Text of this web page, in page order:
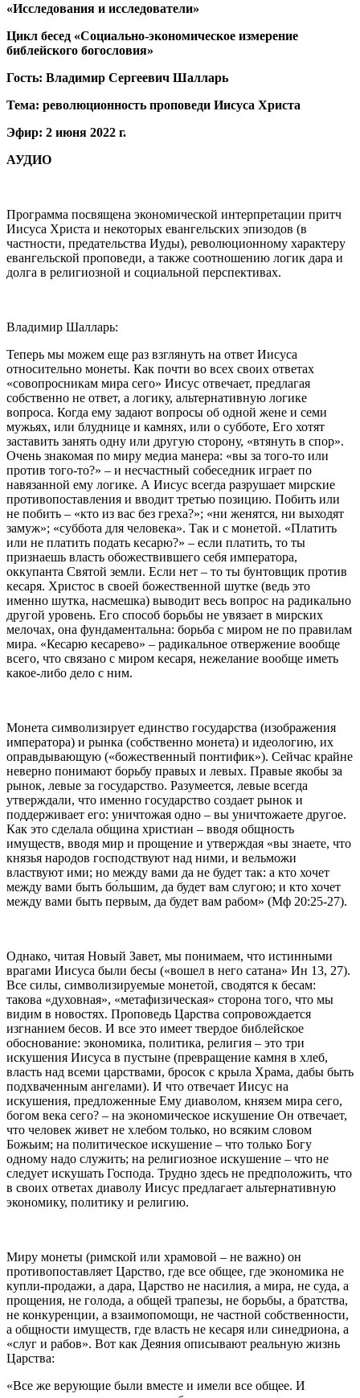
«Исследования и исследователи»
Цикл бесед «Социально-экономическое измерение
библейского богословия»
Гость: Владимир Сергеевич Шалларь
Тема: революционность проповеди Иисуса Христа
Эфир: 2 июня 2022 г.
АУДИО
Программа посвящена экономической интерпретации притч
Иисуса Христа и некоторых евангельских эпизодов (в
частности, предательства Иуды), революционному характеру
евангельской проповеди, а также соотношению логик дара и
долга в религиозной и социальной перспективах.
Владимир Шалларь:
Теперь мы можем еще раз взглянуть на ответ Иисуса
относительно монеты. Как почти во всех своих ответах
«совопросникам мира сего» Иисус отвечает, предлагая
собственно не ответ, а логику, альтернативную логике
вопроса. Когда ему задают вопросы об одной жене и семи
мужьях, или блуднице и камнях, или о субботе, Его хотят
заставить занять одну или другую сторону, «втянуть в спор».
Очень знакомая по миру медиа манера: «вы за того-то или
против того-то?» – и несчастный собеседник играет по
навязанной ему логике. А Иисус всегда разрушает мирские
противопоставления и вводит третью позицию. Побить или
не побить – «кто из вас без греха?»; «ни женятся, ни выходят
замуж»; «суббота для человека». Так и с монетой. «Платить
или не платить подать кесарю?» – если платить, то ты
признаешь власть обожествившего себя императора,
оккупанта Святой земли. Если нет – то ты бунтовщик против
кесаря. Христос в своей божественной шутке (ведь это
именно шутка, насмешка) выводит весь вопрос на радикально
другой уровень. Его способ борьбы не увязает в мирских
мелочах, она фундаментальна: борьба с миром не по правилам
мира. «Кесарю кесарево» – радикальное отвержение вообще
всего, что связано с миром кесаря, нежелание вообще иметь
какое-либо дело с ним.
Монета символизирует единство государства (изображения
императора) и рынка (собственно монета) и идеологию, их
оправдывающую («божественный понтифик»). Сейчас крайне
неверно понимают борьбу правых и левых. Правые якобы за
рынок, левые за государство. Разумеется, левые всегда
утверждали, что именно государство создает рынок и
поддерживает его: уничтожая одно – вы уничтожаете другое.
Как это сделала община христиан – вводя общность
имуществ, вводя мир и прощение и утверждая «вы знаете, что
князья народов господствуют над ними, и вельможи
властвуют ими; но между вами да не будет так: а кто хочет
между вами быть бо́льшим, да будет вам слугою; и кто хочет
между вами быть первым, да будет вам рабом» (Мф 20:25-27).
Однако, читая Новый Завет, мы понимаем, что истинными
врагами Иисуса были бесы («вошел в него сатана» Ин 13, 27).
Все силы, символизируемые монетой, сводятся к бесам:
такова «духовная», «метафизическая» сторона того, что мы
видим в новостях. Проповедь Царства сопровождается
изгнанием бесов. И все это имеет твердое библейское
обоснование: экономика, политика, религия – это три
искушения Иисуса в пустыне (превращение камня в хлеб,
власть над всеми царствами, бросок с крыла Храма, дабы быть
подхваченным ангелами). И что отвечает Иисус на
искушения, предложенные Ему диаволом, князем мира сего,
богом века сего? – на экономическое искушение Он отвечает,
что человек живет не хлебом только, но всяким словом
Божьим; на политическое искушение – что только Богу
одному надо служить; на религиозное искушение – что не
следует искушать Господа. Трудно здесь не предположить, что
в своих ответах диаволу Иисус предлагает альтернативную
экономику, политику и религию.
Миру монеты (римской или храмовой – не важно) он
противопоставляет Царство, где все общее, где экономика не
купли-продажи, а дара, Царство не насилия, а мира, не суда, а
прощения, не голода, а общей трапезы, не борьбы, а братства,
не конкуренции, а взаимопомощи, не частной собственности,
а общности имуществ, где власть не кесаря или синедриона, а
«слуг и рабов». Вот как Деяния описывают реальную жизнь
Царства:
«Все же верующие были вместе и имели все общее. И